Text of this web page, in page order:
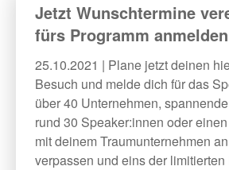
Bewerber:innen-Card
Media
Über uns
FAQ
Jetzt Wunschtermine
fürs Programm anmelden
25.10.2021 | Plane jetzt deinen
Besuch und melde dich für das
über 40 Unternehmen,
rund 30 Speaker:innen oder
mit deinem Traumunternehmen
verpassen und eins der